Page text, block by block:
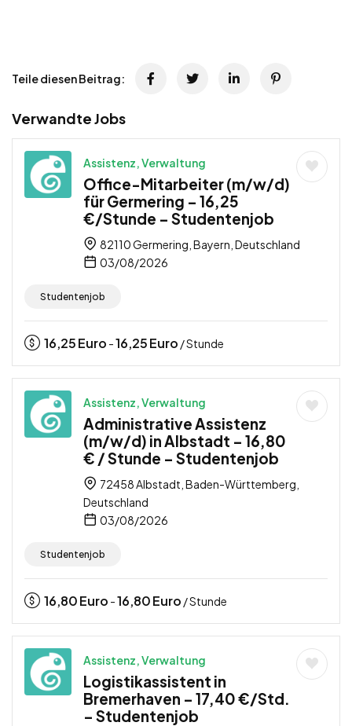
Teile diesen Beitrag:
Verwandte Jobs
Assistenz, Verwaltung
Office-Mitarbeiter (m/w/d)
für Germering – 16,25
€/Stunde – Studentenjob
82110 Germering, Bayern, Deutschland
03/08/2026
Studentenjob
16,25Euro -16,25Euro / Stunde
Assistenz, Verwaltung
Administrative Assistenz
(m/w/d) in Albstadt – 16,80
€ / Stunde – Studentenjob
72458 Albstadt, Baden-Württemberg,
Deutschland
03/08/2026
Studentenjob
16,80Euro -16,80Euro / Stunde
Assistenz, Verwaltung
Logistikassistent in
Bremerhaven – 17,40 €/Std.
– Studentenjob